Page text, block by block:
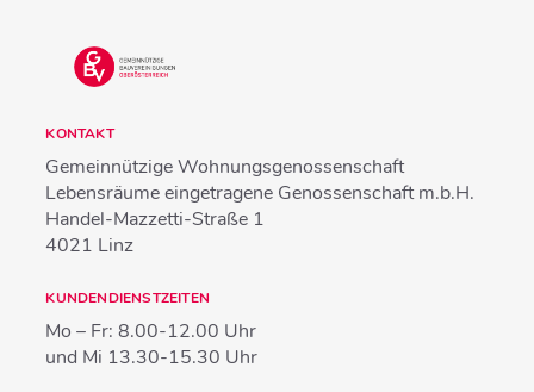
KONTAKT
Gemeinnützige Wohnungsgenossenschaft
Lebensräume eingetragene Genossenschaft m.b.H.
Handel-Mazzetti-Straße 1
4021 Linz
KUNDENDIENSTZEITEN
Mo – Fr: 8.00-12.00 Uhr
und Mi 13.30-15.30 Uhr